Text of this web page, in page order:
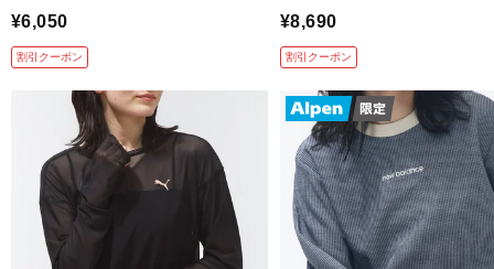
¥6,050
割引クーポン
¥8,690
割引クーポン